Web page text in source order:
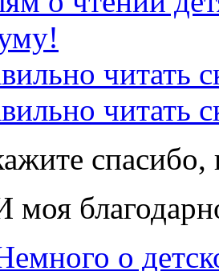
читать
читать
спасибо,
моя
о